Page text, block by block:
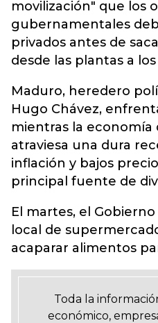
movilización" que los
gubernamentales
privados antes de
desde las plantas a
Maduro, heredero
Hugo Chávez,
mientras la economía
atraviesa una dura
inflación y bajos
principal fuente de
El martes, el
local de
acaparar alimentos
Toda la
económico,